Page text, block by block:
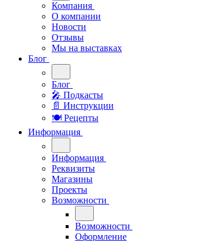
Компания
О компании
Новости
Отзывы
Мы на выставках
Блог
Блог
🎤︎︎ Подкасты
📄 Инструкции
🍽 Рецепты
Информация
Информация
Реквизиты
Магазины
Проекты
Возможности
Возможности
Оформление